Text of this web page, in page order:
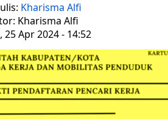
Kharisma Alfi
Kharisma Alfi
25 Apr 2024 - 14:52